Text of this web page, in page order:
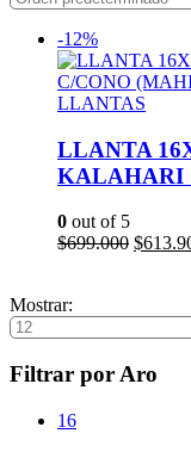
-12%
LLANTAS
LLANTA
KALAHARI
0 out of 5
$699.000 El
$
Mostrar:
Filtrar por Aro
16